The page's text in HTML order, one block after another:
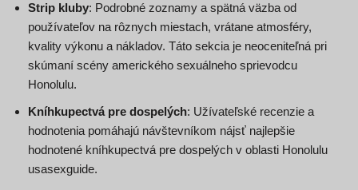
Strip kluby: Podrobné zoznamy a spätná väzba od
používateľov na rôznych miestach, vrátane atmosféry,
kvality výkonu a nákladov. Táto sekcia je neoceniteľná pri
skúmaní scény amerického sexuálneho sprievodcu
Honolulu.
Kníhkupectvá pre dospelých: Užívateľské recenzie a
hodnotenia pomáhajú návštevníkom nájsť najlepšie
hodnotené kníhkupectvá pre dospelých v oblasti Honolulu
usasexguide.